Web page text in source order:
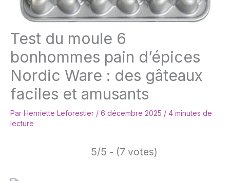
Test du moule 6
bonhommes pain d’épices
Nordic Ware : des gâteaux
faciles et amusants
Par Henriette Leforestier / 6 décembre 2025 / 4 minutes de
lecture
5/5 - (7 votes)